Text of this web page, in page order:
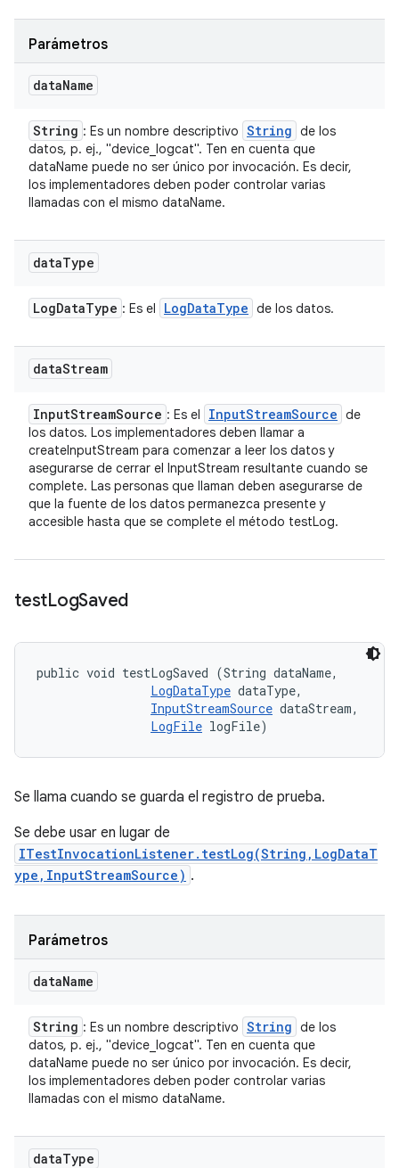
Parámetros
dataName
String : Es un nombre descriptivo String de los
datos, p. ej., "device_logcat". Ten en cuenta que
dataName puede no ser único por invocación. Es decir,
los implementadores deben poder controlar varias
llamadas con el mismo dataName.
dataType
LogDataType : Es el LogDataType de los datos.
dataStream
InputStreamSource : Es el InputStreamSource de
los datos. Los implementadores deben llamar a
createInputStream para comenzar a leer los datos y
asegurarse de cerrar el InputStream resultante cuando se
complete. Las personas que llaman deben asegurarse de
que la fuente de los datos permanezca presente y
accesible hasta que se complete el método testLog.
testLogSaved
public void testLogSaved (String dataName,
LogDataType dataType,
InputStreamSource dataStream,
LogFile logFile)
Se llama cuando se guarda el registro de prueba.
Se debe usar en lugar de
ITestInvocationListener.testLog(String,LogDataT
ype,InputStreamSource) .
Parámetros
dataName
String : Es un nombre descriptivo String de los
datos, p. ej., "device_logcat". Ten en cuenta que
dataName puede no ser único por invocación. Es decir,
los implementadores deben poder controlar varias
llamadas con el mismo dataName.
dataType